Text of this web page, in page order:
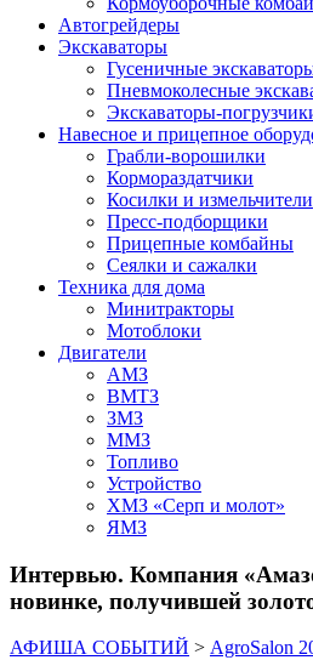
Автогрейдеры
Экскаваторы
Гусеничные
Пневмоколесные
Экскаваторы-
Навесное и прицепное
Грабли-ворошилки
Кормораздатчики
Косилки и измельчители
Пресс-подборщики
Прицепные комбайны
Сеялки и сажалки
Техника для дома
Минитракторы
Мотоблоки
Двигатели
АМЗ
ВМТЗ
ЗМЗ
ММЗ
Топливо
Устройство
ХМЗ «Серп и молот»
ЯМЗ
Интервью. Компания
новинке, получившей
АФИША СОБЫТИЙ > AgroSalon